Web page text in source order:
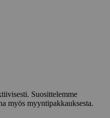
Suosittelemme
myös myyntipakkauksesta.